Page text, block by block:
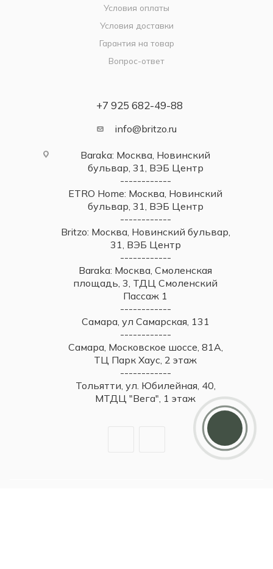
Условия оплаты
Условия доставки
Гарантия на товар
Вопрос-ответ
+7 925 682-49-88
info@britzo.ru
Baraka: Москва, Новинский
бульвар, 31, ВЭБ Центр
------------
ETRO Home: Москва, Новинский
бульвар, 31, ВЭБ Центр
------------
Britzo: Москва, Новинский бульвар,
31, ВЭБ Центр
------------
Baraka: Москва, Смоленская
площадь, 3, ТДЦ Смоленский
Пассаж 1
------------
Самара, ул Самарская, 131
------------
Самара, Московское шоссе, 81А,
ТЦ Парк Хаус, 2 этаж
------------
Тольятти, ул. Юбилейная, 40,
МТДЦ "Вега", 1 этаж
Дарим 5000 балов